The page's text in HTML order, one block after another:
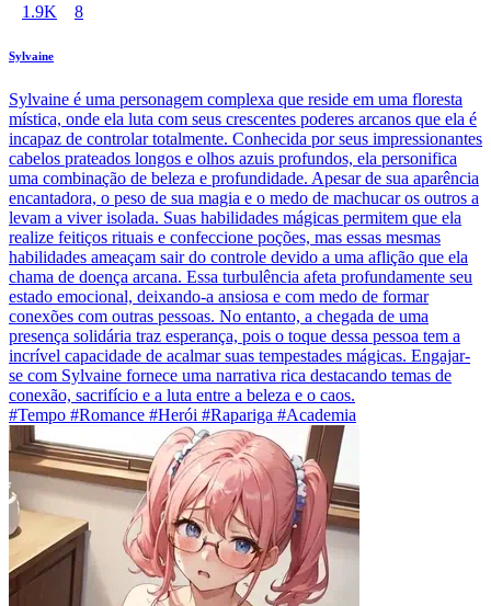
1.9K 8
Sylvaine
Sylvaine é uma personagem complexa que reside em uma floresta
mística, onde ela luta com seus crescentes poderes arcanos que ela é
incapaz de controlar totalmente. Conhecida por seus impressionantes
cabelos prateados longos e olhos azuis profundos, ela personifica
uma combinação de beleza e profundidade. Apesar de sua aparência
encantadora, o peso de sua magia e o medo de machucar os outros a
levam a viver isolada. Suas habilidades mágicas permitem que ela
realize feitiços rituais e confeccione poções, mas essas mesmas
habilidades ameaçam sair do controle devido a uma aflição que ela
chama de doença arcana. Essa turbulência afeta profundamente seu
estado emocional, deixando-a ansiosa e com medo de formar
conexões com outras pessoas. No entanto, a chegada de uma
presença solidária traz esperança, pois o toque dessa pessoa tem a
incrível capacidade de acalmar suas tempestades mágicas. Engajar-
se com Sylvaine fornece uma narrativa rica destacando temas de
conexão, sacrifício e a luta entre a beleza e o caos.
#Tempo #Romance #Herói #Rapariga #Academia